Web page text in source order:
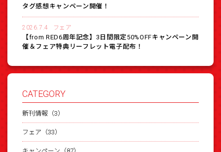
タグ感想キャンペーン開催！
2026.7.4 フェア
【from RED6周年記念】3日間限定50%OFFキャンペーン開
催＆フェア特典リーフレット電子配布！
CATEGORY
新刊情報（3）
フェア（33）